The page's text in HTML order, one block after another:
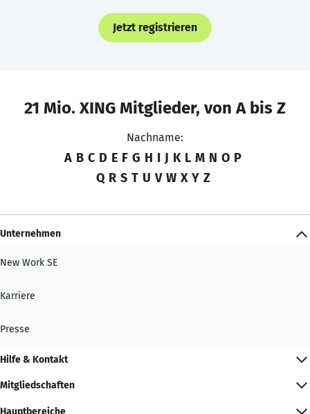
Jetzt registrieren
21 Mio. XING Mitglieder, von A bis Z
Nachname:
A B C D E F G H I J K L M N O P
Q R S T U V W X Y Z
Unternehmen
New Work SE
Karriere
Presse
Hilfe & Kontakt
Mitgliedschaften
Hauptbereiche